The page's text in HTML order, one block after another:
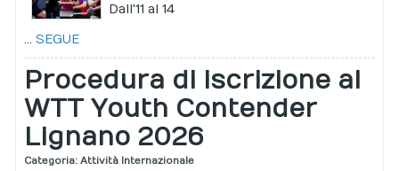
Dall'11 al 14
...SEGUE
Procedura di iscrizione al
WTT Youth Contender
Lignano 2026
Categoria:Attività Internazionale